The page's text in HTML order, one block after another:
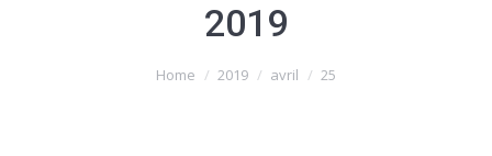
2019
Home 2019 avril 25